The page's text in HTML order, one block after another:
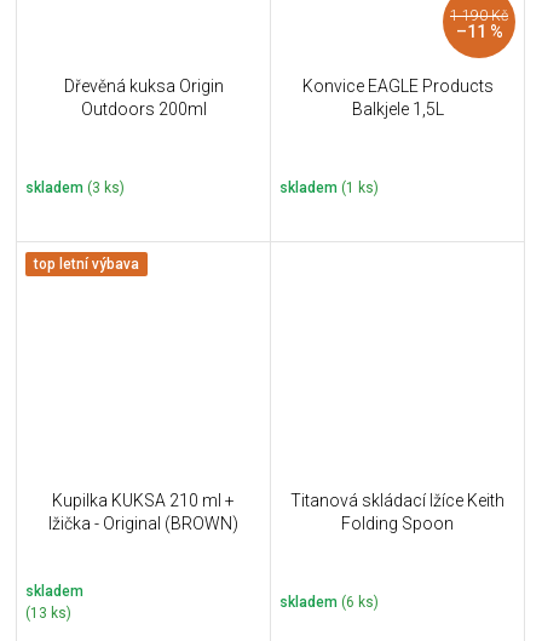
Dřevěná kuksa Origin
Outdoors 200ml
skladem (3 ks)
1 190 Kč
–11 %
Konvice EAGLE Products
Balkjele 1,5L
skladem (1 ks)
top letní výbava
Kupilka KUKSA 210 ml +
lžička - Original (BROWN)
skladem
(13 ks)
Titanová skládací lžíce Keith
Folding Spoon
skladem (6 ks)